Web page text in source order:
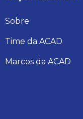
Sobre
Time da ACAD
Marcos da ACAD